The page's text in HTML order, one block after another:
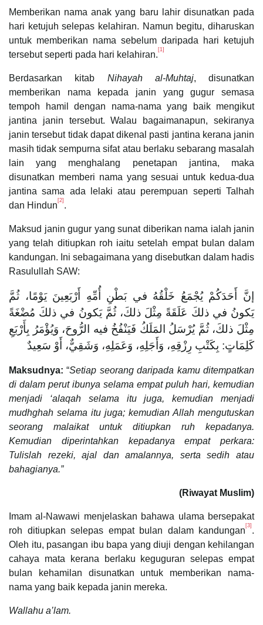
Memberikan nama anak yang baru lahir disunatkan pada
hari ketujuh selepas kelahiran. Namun begitu, diharuskan
untuk memberikan nama sebelum daripada hari ketujuh
tersebut seperti pada hari kelahiran. [1]
Berdasarkan kitab Nihayah al-Muhtaj, disunatkan
memberikan nama kepada janin yang gugur semasa
tempoh hamil dengan nama-nama yang baik mengikut
jantina janin tersebut. Walau bagaimanapun, sekiranya
janin tersebut tidak dapat dikenal pasti jantina kerana janin
masih tidak sempurna sifat atau berlaku sebarang masalah
lain yang menghalang penetapan jantina, maka
disunatkan memberi nama yang sesuai untuk kedua-dua
jantina sama ada lelaki atau perempuan seperti Talhah
dan Hindun [2] .
Maksud janin gugur yang sunat diberikan nama ialah janin
yang telah ditiupkan roh iaitu setelah empat bulan dalam
kandungan. Ini sebagaimana yang disebutkan dalam hadis
Rasulullah SAW:
إنَّ أَحَدَكُمْ يُجْمَعُ خَلْقُهُ في بَطْنِ أُمِّهِ أَرْبَعِينَ يَوْمًا، ثُمَّ
يَكونُ في ذلكَ عَلَقَةً مِثْلَ ذلكَ، ثُمَّ يَكونُ في ذلكَ مُضْغَةً
مِثْلَ ذلكَ، ثُمَّ يُرْسَلُ المَلَكُ فَيَنْفُخُ فيه الرُّوحَ، وَيُؤْمَرُ بِأَرْبَعِ
كَلِمَاتٍ: بِكَتْبِ رِزْقِهِ، وَأَجَلِهِ، وَعَمَلِهِ، وَشَقِيٌّ، أَوْ سَعِيدٌ
Maksudnya: “Setiap seorang daripada kamu ditempatkan
di dalam perut ibunya selama empat puluh hari, kemudian
menjadi ‘alaqah selama itu juga, kemudian menjadi
mudhghah selama itu juga; kemudian Allah mengutuskan
seorang malaikat untuk ditiupkan ruh kepadanya.
Kemudian diperintahkan kepadanya empat perkara:
Tulislah rezeki, ajal dan amalannya, serta sedih atau
bahagianya.”
(Riwayat Muslim)
Imam al-Nawawi menjelaskan bahawa ulama bersepakat
roh ditiupkan selepas empat bulan dalam kandungan [3] .
Oleh itu, pasangan ibu bapa yang diuji dengan kehilangan
cahaya mata kerana berlaku keguguran selepas empat
bulan kehamilan disunatkan untuk memberikan nama-
nama yang baik kepada janin mereka.
Wallahu a’lam.